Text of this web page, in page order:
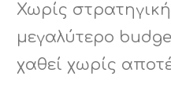
Χωρίς
μεγαλύτερο
χαθεί χωρίς